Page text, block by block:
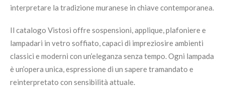
interpretare la tradizione muranese in chiave contemporanea.
Il catalogo Vistosi offre sospensioni, applique, plafoniere e
lampadari in vetro soffiato, capaci di impreziosire ambienti
classici e moderni con un’eleganza senza tempo. Ogni lampada
è un’opera unica, espressione di un sapere tramandato e
reinterpretato con sensibilità attuale.